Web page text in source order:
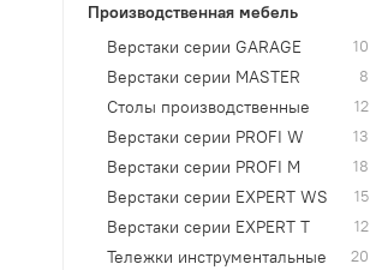
Производственная мебель
Верстаки серии GARAGE
10
Верстаки серии MASTER 8
Столы производственные 12
Верстаки серии PROFI W 13
Верстаки серии PROFI M 18
Верстаки серии EXPERT WS 15
Верстаки серии EXPERT T 12
Тележки инструментальные 20